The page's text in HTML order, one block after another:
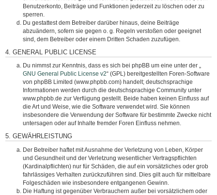
Benutzerkonto, Beiträge und Funktionen jederzeit zu löschen oder zu
sperren.
Du gestattest dem Betreiber darüber hinaus, deine Beiträge
abzuändern, sofern sie gegen o. g. Regeln verstoßen oder geeignet
sind, dem Betreiber oder einem Dritten Schaden zuzufügen.
4. GENERAL PUBLIC LICENSE
Du nimmst zur Kenntnis, dass es sich bei phpBB um eine unter der „
GNU General Public License v2“ (GPL) bereitgestellten Foren-Software
von phpBB Limited (www.phpbb.com) handelt; deutschsprachige
Informationen werden durch die deutschsprachige Community unter
www.phpbb.de zur Verfügung gestellt. Beide haben keinen Einfluss auf
die Art und Weise, wie die Software verwendet wird. Sie können
insbesondere die Verwendung der Software für bestimmte Zwecke nicht
untersagen oder auf Inhalte fremder Foren Einfluss nehmen.
5. GEWÄHRLEISTUNG
Der Betreiber haftet mit Ausnahme der Verletzung von Leben, Körper
und Gesundheit und der Verletzung wesentlicher Vertragspflichten
(Kardinalpflichten) nur für Schäden, die auf ein vorsätzliches oder grob
fahrlässiges Verhalten zurückzuführen sind. Dies gilt auch für mittelbare
Folgeschäden wie insbesondere entgangenen Gewinn.
Die Haftung ist gegenüber Verbrauchern außer bei vorsätzlichem oder